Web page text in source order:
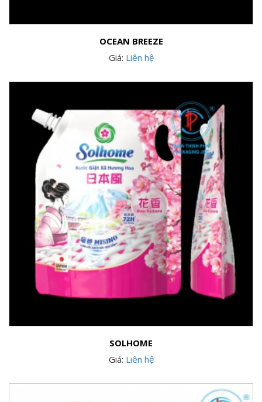
OCEAN BREEZE
Giá: Liên hệ
SOLHOME
Giá: Liên hệ